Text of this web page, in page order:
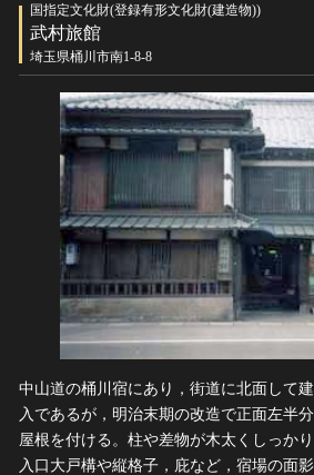
国指定文化財(登録有形文化財(建造物))
武村旅館
埼玉県桶川市南1-8-8
中山道の桶川宿にあり，街道に北面して
入であるが，明治末期の改造で正面左半
屋根を付ける。柱や差物が木太くしっか
入口大戸構や縦格子，庇など，宿場の面